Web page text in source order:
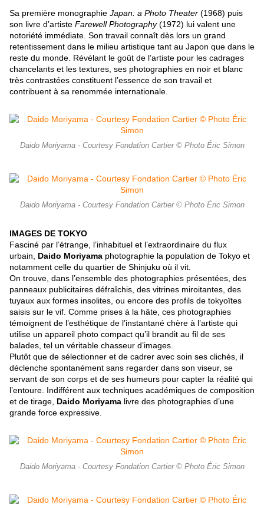
Sa première monographie Japan: a Photo Theater (1968) puis
son livre d’artiste Farewell Photography(1972) lui valent une
notoriété immédiate. Son travail connaît dès lors un grand
retentissement dans le milieu artistique tant au Japon que dans le
reste du monde. Révélant le goût de l’artiste pour les cadrages
chancelants et les textures, ses photographies en noir et blanc
très contrastées constituent l’essence de son travail et
contribuent à sa renommée internationale.
Daido Moriyama - Courtesy Fondation Cartier © Photo Éric Simon
Daido Moriyama - Courtesy Fondation Cartier © Photo Éric Simon
IMAGES DE TOKYO
Fasciné par l’étrange, l’inhabituel et l’extraordinaire du flux
urbain, Daido Moriyama photographie la population de Tokyo et
notamment celle du quartier de Shinjuku où il vit.
On trouve, dans l’ensemble des photographies présentées, des
panneaux publicitaires défraîchis, des vitrines miroitantes, des
tuyaux aux formes insolites, ou encore des profils de tokyoïtes
saisis sur le vif. Comme prises à la hâte, ces photographies
témoignent de l’esthétique de l’instantané chère à l’artiste qui
utilise un appareil photo compact qu’il brandit au fil de ses
balades, tel un véritable chasseur d’images.
Plutôt que de sélectionner et de cadrer avec soin ses clichés, il
déclenche spontanément sans regarder dans son viseur, se
servant de son corps et de ses humeurs pour capter la réalité qui
l’entoure. Indifférent aux techniques académiques de composition
et de tirage, Daido Moriyama livre des photographies d’une
grande force expressive.
Daido Moriyama - Courtesy Fondation Cartier © Photo Éric Simon